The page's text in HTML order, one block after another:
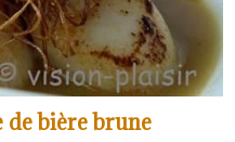
de bière brune